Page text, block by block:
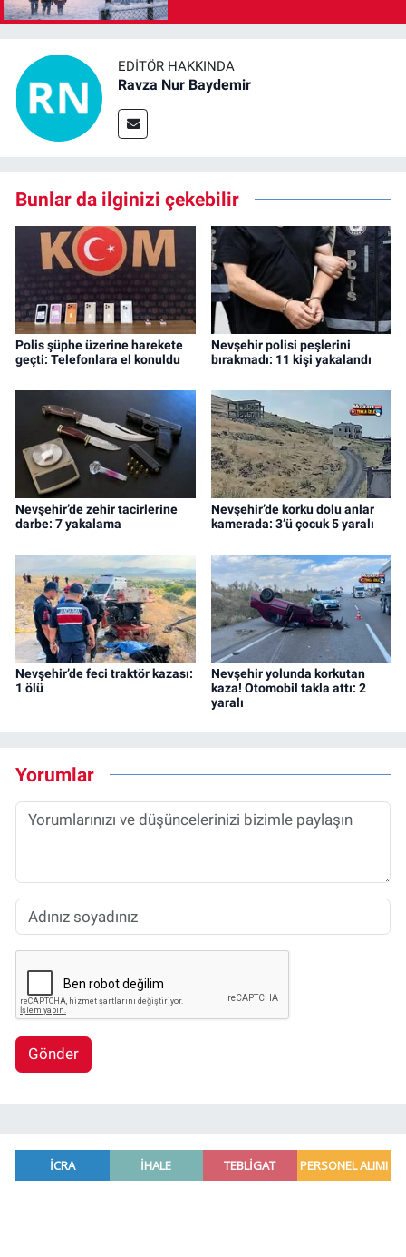
EDITÖR HAKKINDA
Ravza Nur Baydemir
Bunlar da ilginizi çekebilir
Polis şüphe üzerine harekete
geçti: Telefonlara el konuldu
Nevşehir polisi peşlerini
bırakmadı: 11 kişi yakalandı
Nevşehir’de zehir tacirlerine
darbe: 7 yakalama
Nevşehir’de korku dolu anlar
kamerada: 3’ü çocuk 5 yaralı
Nevşehir’de feci traktör kazası:
1 ölü
Nevşehir yolunda korkutan
kaza! Otomobil takla attı: 2
yaralı
Yorumlar
Gönder